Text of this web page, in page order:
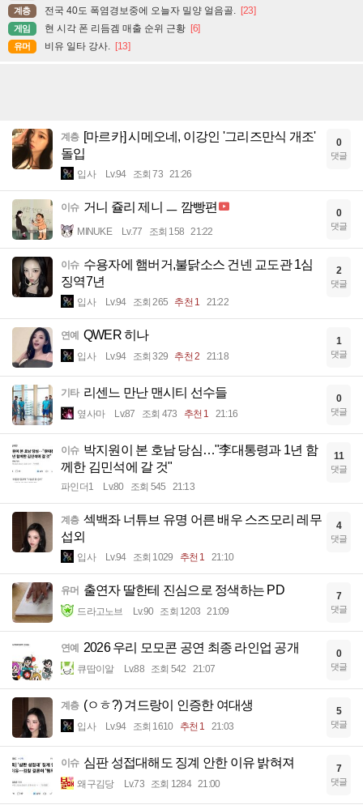
계층 전국 40도 폭염경보중에 오늘자 밀양 얼음골. [23]
게임 현 시각 폰 리듬겜 매출 순위 근황 [6]
유머 비유 일타 강사. [13]
계층 [마르카] 시메오네, 이강인 '그리즈만식 개조'
돌입
입사 Lv.94 조회 73 21:26
0
댓글
이슈 거니 쥴리 제니 ㅡ 깜빵편
MINUKE Lv.77 조회 158 21:22
0
댓글
이슈 수용자에 햄버거,불닭소스 건넨 교도관 1심
징역7년
입사 Lv.94 조회 265 추천 1 21:22
2
댓글
연예 QWER 히나
입사 Lv.94 조회 329 추천 2 21:18
1
댓글
기타 리센느 만난 맨시티 선수들
옆사마 Lv.87 조회 473 추천 1 21:16
0
댓글
이슈 박지원이 본 호남 당심…"李대통령과 1년 함
께한 김민석에 갈 것"
파인더1 Lv.80 조회 545 21:13
11
댓글
계층 섹백좌 너튜브 유명 어른 배우 스즈모리 레무
섭외
입사 Lv.94 조회 1029 추천 1 21:10
4
댓글
유머 출연자 딸한테 진심으로 정색하는 PD
드라고노브 Lv.90 조회 1203 21:09
7
댓글
연예 2026 우리 모모콘 공연 최종 라인업 공개
큐땁이알 Lv.88 조회 542 21:07
0
댓글
계층 (ㅇㅎ?) 겨드랑이 인증한 여대생
입사 Lv.94 조회 1610 추천 1 21:03
5
댓글
이슈 심판 성접대해도 징계 안한 이유 밝혀져
왜구김당 Lv.73 조회 1284 21:00
7
댓글